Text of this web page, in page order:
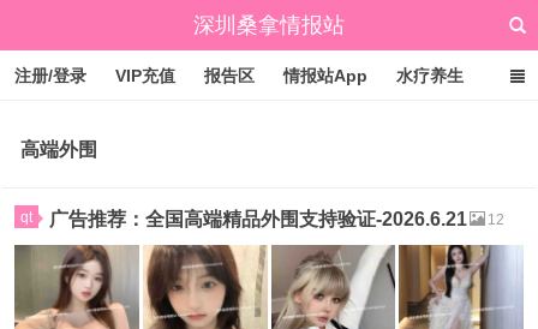
深圳桑拿情报站
注册/登录 VIP充值 报告区 情报站App 水疗养生
高端外围
qt 广告推荐：全国高端精品外围支持验证-2026.6.21 12